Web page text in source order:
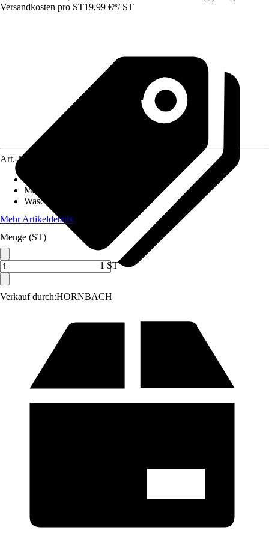
Versandkosten pro ST19,99 €*/ ST
Verkauf durch:HORNBACH
Art.-Nr.
Material Füllung
Waschbar
Mehr Artikeldetails
Menge (ST)
1 ST